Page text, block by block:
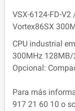
VSX-6124-FD-
Vortex86SX
CPU industrial
300MHz
Opcional:
Para más
917 21 60 10 o